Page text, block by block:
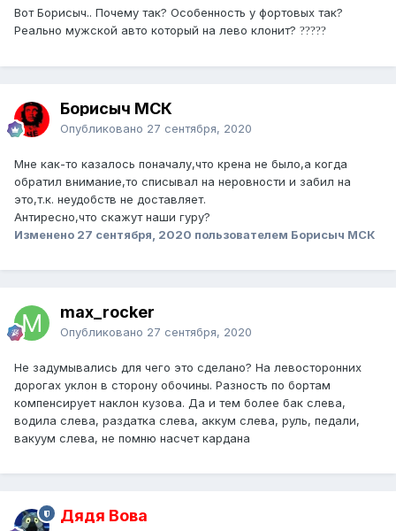
Вот Борисыч.. Почему так? Особенность у фортовых так?
Реально мужской авто который на лево клонит? ?????
Борисыч МСК
Опубликовано 27 сентября, 2020
Мне как-то казалось поначалу,что крена не было,а когда
обратил внимание,то списывал на неровности и забил на
это,т.к. неудобств не доставляет.
Антиресно,что скажут наши гуру?
Изменено 27 сентября, 2020 пользователем Борисыч МСК
max_rocker
Опубликовано 27 сентября, 2020
Не задумывались для чего это сделано? На левосторонних
дорогах уклон в сторону обочины. Разность по бортам
компенсирует наклон кузова. Да и тем более бак слева,
водила слева, раздатка слева, аккум слева, руль, педали,
вакуум слева, не помню насчет кардана
Дядя Вова